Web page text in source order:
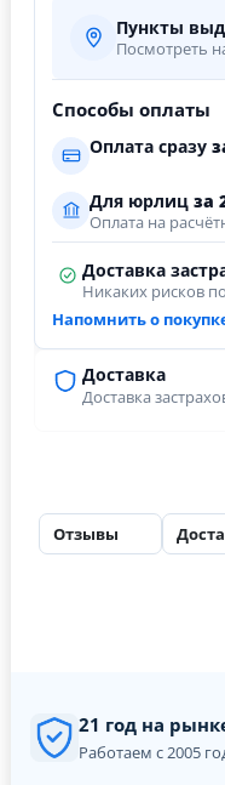
Доставка
Доставка
Пункты
Посмотреть
Способы оплаты
Оплата сразу
Для юрлиц за
Оплата на
Доставка
Никаких рисков
Напомнить о
Отзывы
21 год на
Работаем с 2005